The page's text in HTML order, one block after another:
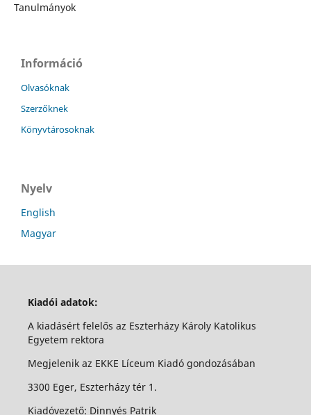
Tanulmányok
Információ
Olvasóknak
Szerzőknek
Könyvtárosoknak
Nyelv
English
Magyar
Kiadói adatok:
A kiadásért felelős az Eszterházy Károly Katolikus
Egyetem rektora
Megjelenik az EKKE Líceum Kiadó gondozásában
3300 Eger, Eszterházy tér 1.
Kiadóvezető: Dinnyés Patrik